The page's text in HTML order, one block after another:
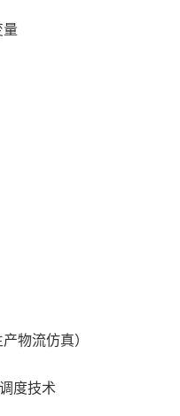
物流仿真）
度技术